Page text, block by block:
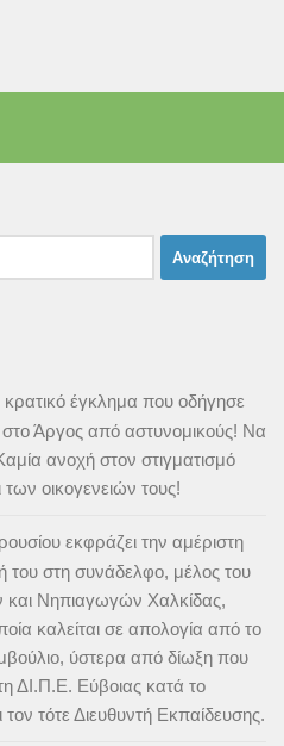
έγκλημα που οδήγησε
Άργος από αστυνομικούς! Να
ανοχή στον στιγματισμό
οικογενειών τους!
εκφράζει την αμέριστη
του στη συνάδελφο, μέλος του
Νηπιαγωγών Χαλκίδας,
καλείται σε απολογία από το
ύστερα από δίωξη που
ΔΙ.Π.Ε. Εύβοιας κατά το
τότε Διευθυντή Εκπαίδευσης.